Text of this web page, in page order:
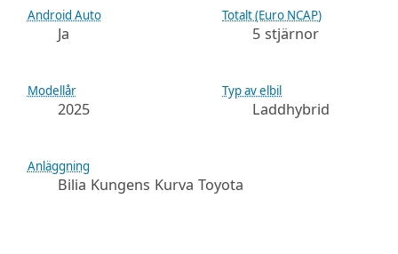
Android Auto
Ja
Totalt (Euro NCAP)
5 stjärnor
Modellår
2025
Typ av elbil
Laddhybrid
Anläggning
Bilia Kungens Kurva Toyota